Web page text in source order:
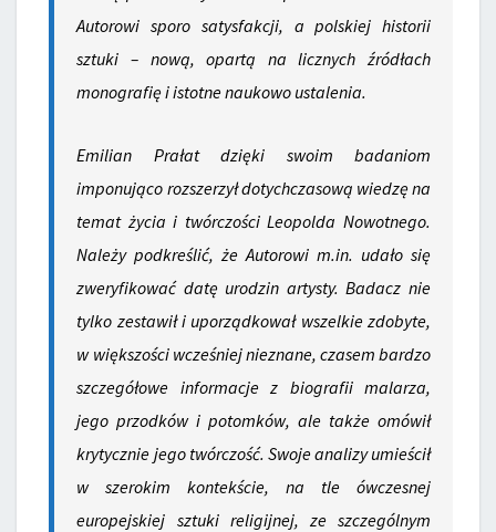
Autorowi sporo satysfakcji, a polskiej historii
sztuki – nową, opartą na licznych źródłach
monografię i istotne naukowo ustalenia.
Emilian Prałat dzięki swoim badaniom
imponująco rozszerzył dotychczasową wiedzę na
temat życia i twórczości Leopolda Nowotnego.
Należy podkreślić, że Autorowi m.in. udało się
zweryfikować datę urodzin artysty. Badacz nie
tylko zestawił i uporządkował wszelkie zdobyte,
w większości wcześniej nieznane, czasem bardzo
szczegółowe informacje z biografii malarza,
jego przodków i potomków, ale także omówił
krytycznie jego twórczość. Swoje analizy umieścił
w szerokim kontekście, na tle ówczesnej
europejskiej sztuki religijnej, ze szczególnym